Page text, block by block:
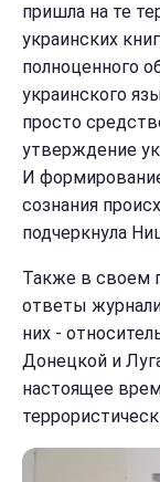
пришла на те
украинских
полноценного
украинского
просто
утверждение
И
сознания
подчеркнула
Также в своем
ответы
них -
Донецкой и
настоящее